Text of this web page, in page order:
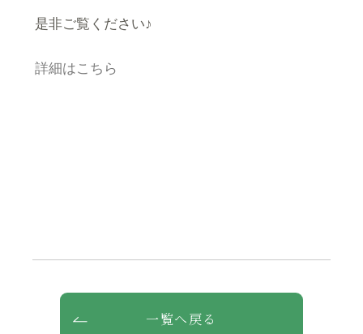
是非ご覧ください♪
詳細はこちら
一覧へ戻る